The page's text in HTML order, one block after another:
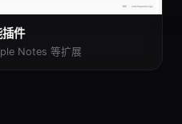
件
Notes 等扩展